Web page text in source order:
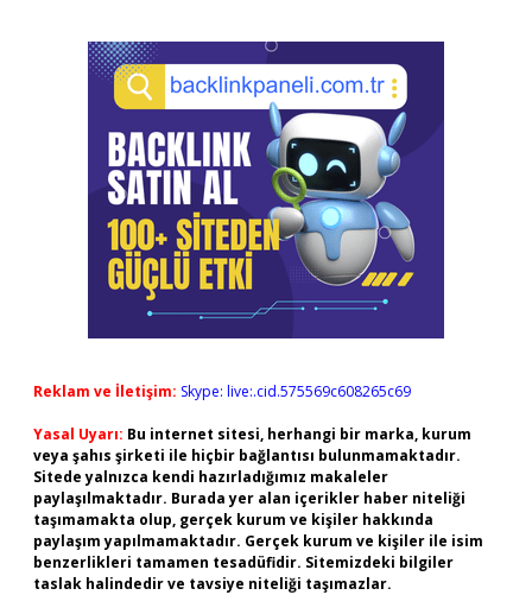
Reklam ve İletişim: Skype: live:.cid.575569c608265c69
Yasal Uyarı: Bu internet sitesi, herhangi bir marka, kurum
veya şahıs şirketi ile hiçbir bağlantısı bulunmamaktadır.
Sitede yalnızca kendi hazırladığımız makaleler
paylaşılmaktadır. Burada yer alan içerikler haber niteliği
taşımamakta olup, gerçek kurum ve kişiler hakkında
paylaşım yapılmamaktadır. Gerçek kurum ve kişiler ile isim
benzerlikleri tamamen tesadüfidir. Sitemizdeki bilgiler
taslak halindedir ve tavsiye niteliği taşımazlar.